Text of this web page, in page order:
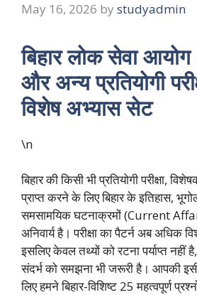
May 16, 2026 by studyadmin
बिहार लोक सेवा
और अन्य प्रतियोगी
विशेष अभ्यास सेट
\n
बिहार की किसी भी प्रतियोगी परीक्षा,
प्राप्त करने के लिए बिहार के इतिहास,
समसामयिक घटनाक्रमों (Current
अनिवार्य है। परीक्षा का पैटर्न अब अधिक
इसलिए केवल तथ्यों को रटना पर्याप्त
संदर्भ को समझना भी जरूरी है। आपकी
लिए हमने बिहार-विशिष्ट 25 महत्वपूर्ण